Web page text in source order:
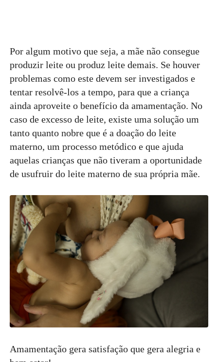
Por algum motivo que seja, a mãe não consegue
produzir leite ou produz leite demais. Se houver
problemas como este devem ser investigados e
tentar resolvê-los a tempo, para que a criança
ainda aproveite o benefício da amamentação. No
caso de excesso de leite, existe uma solução um
tanto quanto nobre que é a doação do leite
materno, um processo metódico e que ajuda
aquelas crianças que não tiveram a oportunidade
de usufruir do leite materno de sua própria mãe.
Amamentação gera satisfação que gera alegria e